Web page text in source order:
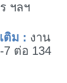
ฯลฯ
ติม : งาน
7 ต่อ 134